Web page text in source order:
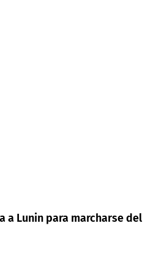
a Lunin para marcharse del